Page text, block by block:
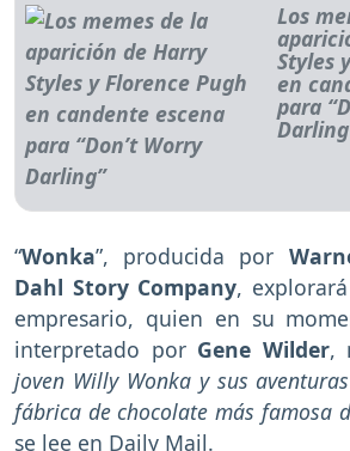
Los
Styles
en
para
“Wonka”, producida por
Dahl Story Company,
empresario, quien en su
interpretado por Gene Wilder,
joven Willy Wonka y sus
fábrica de chocolate más famosa
se lee en Daily Mail.